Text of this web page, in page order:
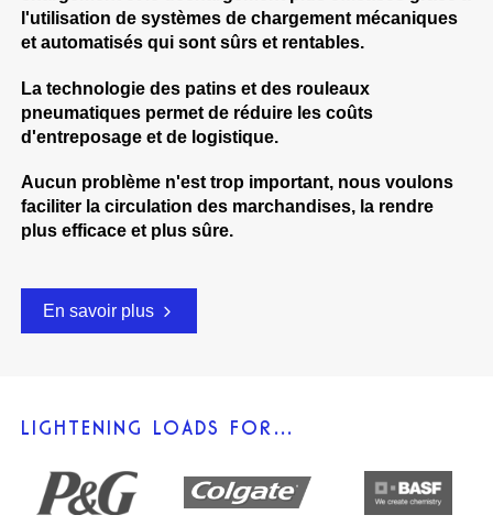
l'utilisation de systèmes de chargement mécaniques
et automatisés qui sont sûrs et rentables.
La technologie des patins et des rouleaux
pneumatiques permet de réduire les coûts
d'entreposage et de logistique.
Aucun problème n'est trop important, nous voulons
faciliter la circulation des marchandises, la rendre
plus efficace et plus sûre.
En savoir plus
LIGHTENING LOADS FOR…